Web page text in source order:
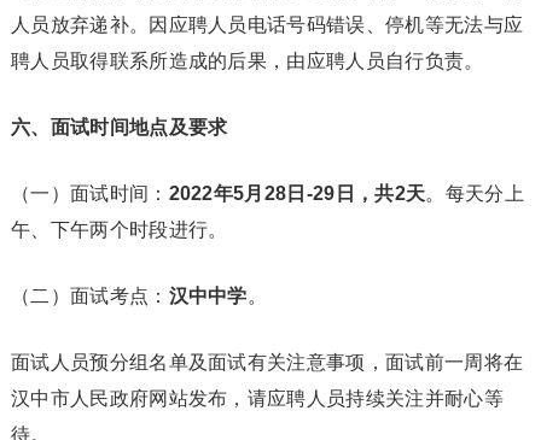
人员放弃递补。因应聘人员电话号码错误、停机等无法与应
聘人员取得联系所造成的后果，由应聘人员自行负责。
六、面试时间地点及要求
（一）面试时间： 2022年5月28日-29日，共2天。每天分上
午、下午两个时段进行。
（二）面试考点： 汉中中学。
面试人员预分组名单及面试有关注意事项，面试前一周将在
汉中市人民政府网站发布，请应聘人员持续关注并耐心等
待。